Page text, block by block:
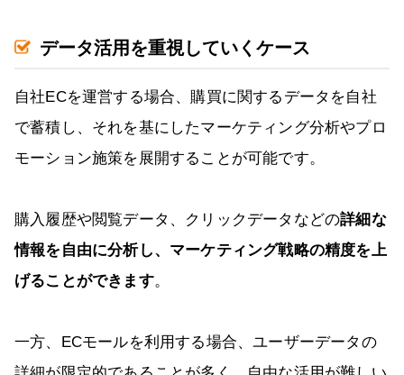
データ活用を重視していくケース
自社ECを運営する場合、購買に関するデータを自社
で蓄積し、それを基にしたマーケティング分析やプロ
モーション施策を展開することが可能です。
購入履歴や閲覧データ、クリックデータなどの詳細な
情報を自由に分析し、マーケティング戦略の精度を上
げることができます。
一方、ECモールを利用する場合、ユーザーデータの